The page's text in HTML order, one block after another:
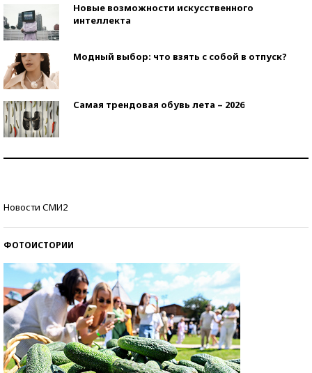
Новые возможности искусственного
интеллекта
Модный выбор: что взять с собой в отпуск?
Самая трендовая обувь лета – 2026
Новости СМИ2
ФОТОИСТОРИИ